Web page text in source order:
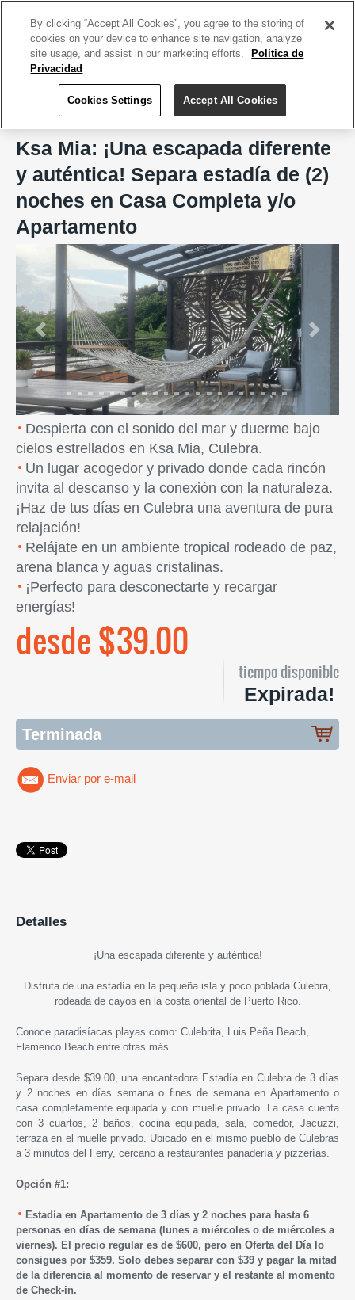
Ksa Mia, Culebra
Ksa Mia: ¡Una escapada diferente
y auténtica! Separa estadía de (2)
noches en Casa Completa y/o
Apartamento
Previous Next
Despierta con el sonido del mar y duerme bajo
cielos estrellados en Ksa Mia, Culebra.
Un lugar acogedor y privado donde cada rincón
invita al descanso y la conexión con la naturaleza.
¡Haz de tus días en Culebra una aventura de pura
relajación!
Relájate en un ambiente tropical rodeado de paz,
arena blanca y aguas cristalinas.
¡Perfecto para desconectarte y recargar
energías!
desde $39.00
tiempo disponible
Expirada!
Terminada
Enviar por e-mail
Detalles
¡Una escapada diferente y auténtica!
Disfruta de una estadía en la pequeña isla y poco poblada Culebra,
rodeada de cayos en la costa oriental de Puerto Rico.
Conoce paradisíacas playas como: Culebrita, Luis Peña Beach,
Flamenco Beach entre otras más.
Separa desde $39.00, una encantadora Estadía en Culebra de 3 días
y 2 noches en días semana o fines de semana en Apartamento o
casa completamente equipada y con muelle privado. La casa cuenta
con 3 cuartos, 2 baños, cocina equipada, sala, comedor, Jacuzzi,
terraza en el muelle privado. Ubicado en el mismo pueblo de Culebras
a 3 minutos del Ferry, cercano a restaurantes panadería y pizzerías.
Opción #1:
Estadía en Apartamento de 3 días y 2 noches para hasta 6
personas en días de semana (lunes a miércoles o de miércoles a
viernes). El precio regular es de $600, pero en Oferta del Día lo
consigues por $359. Solo debes separar con $39 y pagar la mitad
de la diferencia al momento de reservar y el restante al momento
de Check-in.
By clicking “Accept All Cookies”, you agree to the storing of
cookies on your device to enhance site navigation, analyze
site usage, and assist in our marketing efforts.
Politica de
Privacidad
Cookies Settings Accept All Cookies